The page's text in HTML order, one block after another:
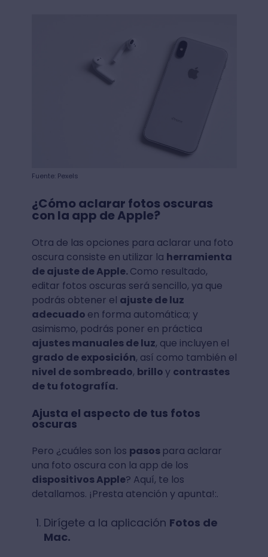
Fuente: Pexels
¿Cómo aclarar fotos oscuras
con la app de Apple?
Otra de las opciones para aclarar una foto
oscura consiste en utilizar la herramienta
de ajuste de Apple.Como resultado,
editar fotos oscuras será sencillo, ya que
podrás obtener el ajuste de luz
adecuado en forma automática; y
asimismo, podrás poner en práctica
ajustes manuales de luz, que incluyen el
grado de exposición, así como también el
nivel de sombreado, brilloy contrastes
de tu fotografía.
Ajusta el aspecto de tus fotos
oscuras
Pero ¿cuáles son los pasos para aclarar
una foto oscura con la app de los
dispositivos Apple? Aquí, te los
detallamos. ¡Presta atención y apunta!:.
Dirígete a la aplicación Fotos de
Mac.